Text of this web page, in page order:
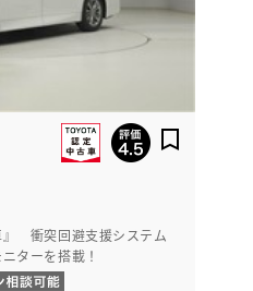
』 衝突回避支援システム
ターを搭載！